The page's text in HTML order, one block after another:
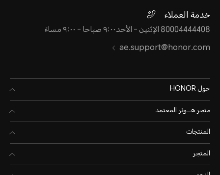
خدمة العملاء
80004444408 الإثنين - الأحد٩:٠٠ صباحا - ٩:٠٠ مساءً
ae.support@honor.com
حول HONOR
متجر هـــونر المعتمد
المنتجات
المتجر